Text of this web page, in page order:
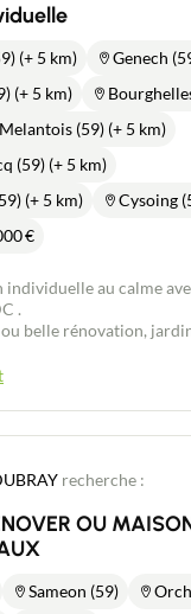
(+ 5 km)
Genech
(+ 5 km)
(59) (+ 5 km)
(59) (+ 5 km)
(+ 5 km)
Cysoing
€
individuelle au calme
.
belle rénovation,
recherche :
OU
Sameon (59)